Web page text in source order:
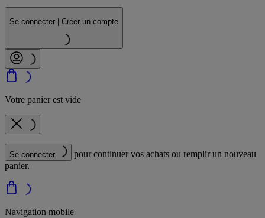
Se connecter | Créer un compte
Votre panier est vide
Se connecter
pour continuer vos achats ou remplir un nouveau
panier.
Navigation mobile